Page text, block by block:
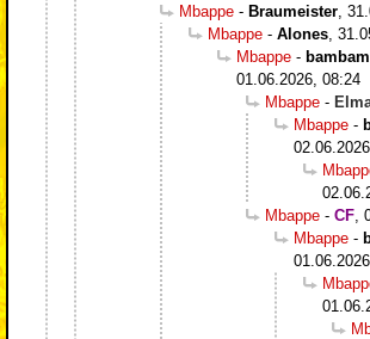
Mbappe - Braumeister
Mbappe - Alones
Mbappe -
01.06.2026, 08:24
Mbappe -
Mbappe -
Mbappe - CF
Mbappe -